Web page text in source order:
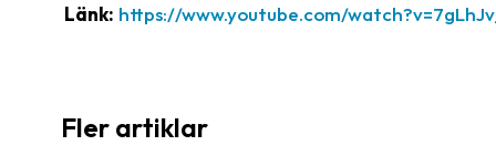
Länk: https://www.youtube.com/
Fler artiklar